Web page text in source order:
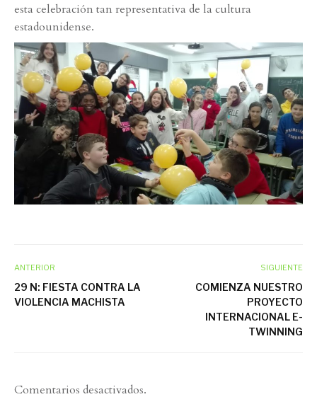
esta celebración tan representativa de la cultura
estadounidense.
ANTERIOR
29 N: FIESTA CONTRA LA
VIOLENCIA MACHISTA
SIGUIENTE
COMIENZA NUESTRO
PROYECTO
INTERNACIONAL E-
TWINNING
Comentarios desactivados.